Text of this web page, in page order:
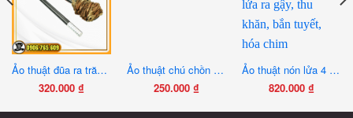
Ảo thuật đũa ra trăn lớn
320.000 ₫
Ảo thuật chú chồn nghịch ngợm
250.000 ₫
Ảo thuật nón lửa 4 chức năng kéo lửa ra gậy, thu khăn, bắn tuyết, hóa chim
820.000 ₫